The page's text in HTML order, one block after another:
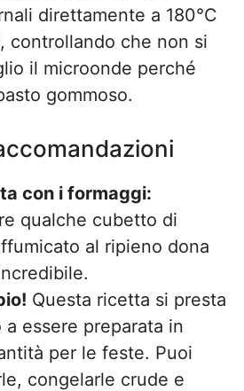
direttamente a 180°C
controllando che non si
il microonde perché
gommoso.
con i formaggi:
qualche cubetto di
al ripieno dona
Questa ricetta si presta
a essere preparata in
per le feste. Puoi
congelarle crude e